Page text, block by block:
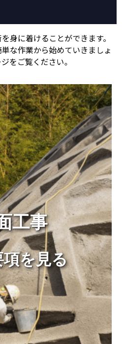
身に着けることができます。
な作業から始めていきましょ
をご覧ください。
工事
項を見る